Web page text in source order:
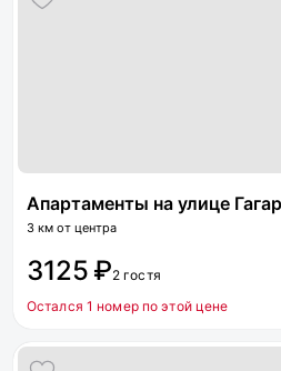
Апартаменты на улице
3 км от центра
3125 ₽2 гостя
Остался 1 номер по этой цене